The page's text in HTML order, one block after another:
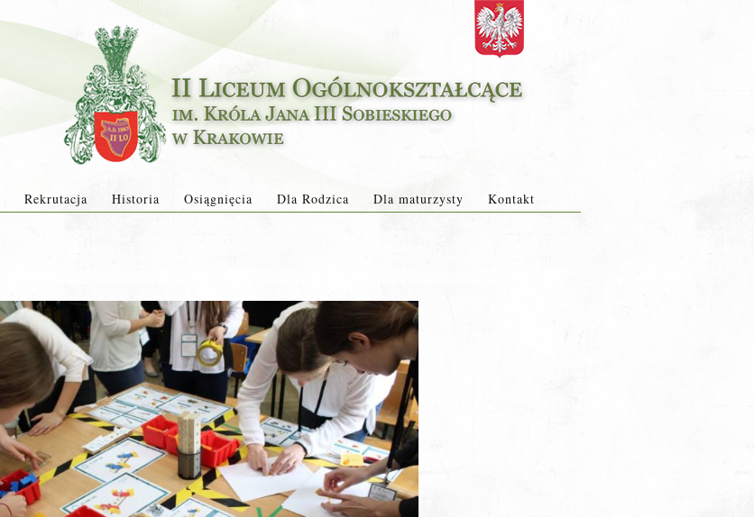
Rekrutacja Historia Osiągnięcia Dla Rodzica Dla maturzysty Kontakt